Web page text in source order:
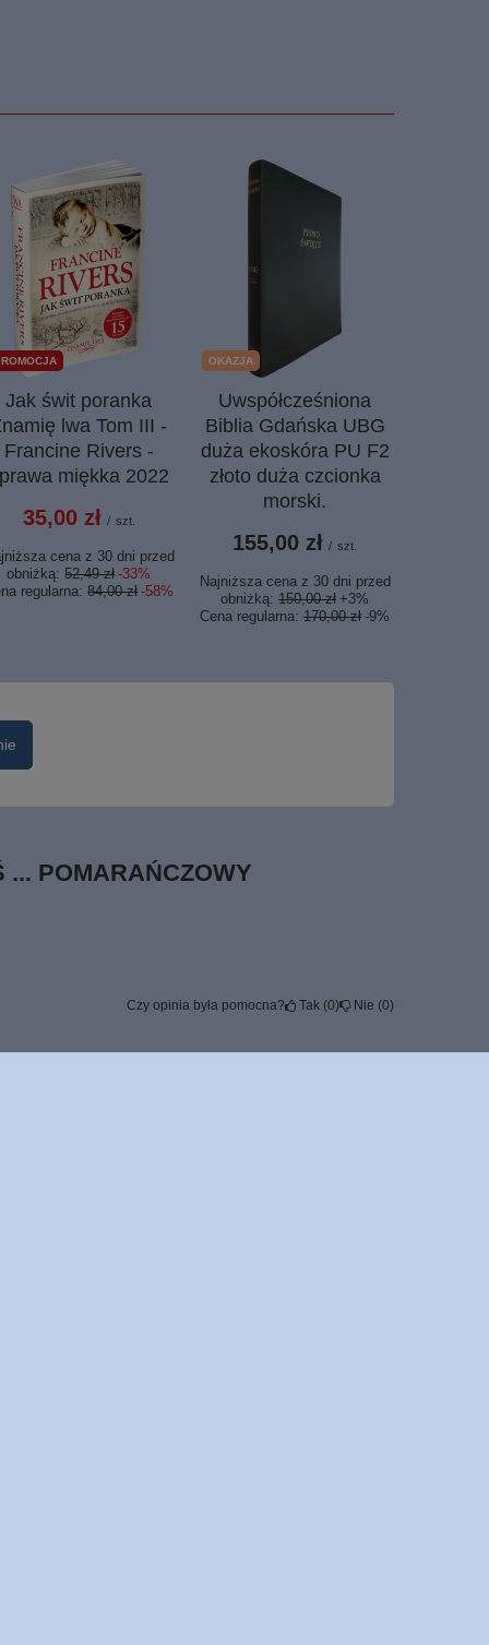
Jak świt poranka
lwa Tom III -
Francine Rivers -
miękka 2022
35,00 zł / szt.
cena z 30 dni przed
obniżką:52,49 zł -33%
regularna:84,00 zł -58%
OKAZJA
Uwspółcześniona
Biblia Gdańska UBG
duża ekoskóra PU F2
złoto duża czcionka
morski.
155,00 zł / szt.
Najniższa cena z 30 dni przed
obniżką:150,00 zł +3%
Cena regularna:170,00 zł -9%
... POMARAŃCZOWY
Czy opinia była pomocna? Tak 0 Nie 0